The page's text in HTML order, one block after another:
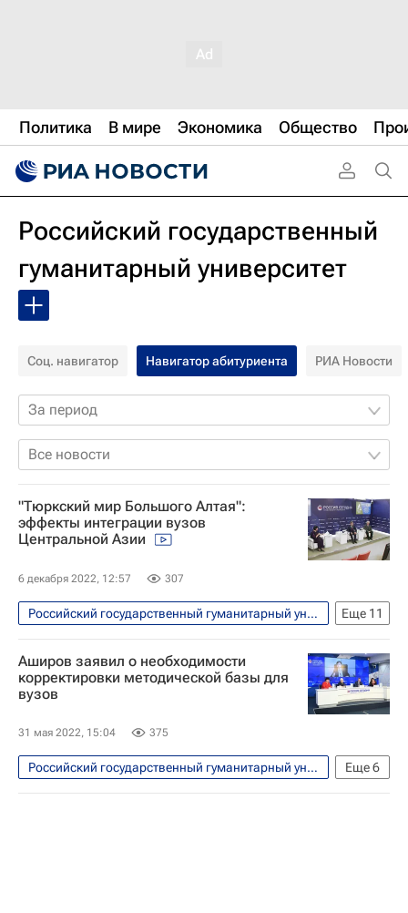
Политика В мире Экономика Общество
Российский государственный
гуманитарный университет
Соц. навигатор Навигатор абитуриента РИА Новости
За период
Все новости
"Тюркский мир Большого Алтая":
эффекты интеграции вузов
Центральной Азии
6 декабря 2022, 12:57 307
Еще 11
Российский государственный гуманитарный университет
Навигатор абитуриента
Центральная Азия
Москва
Казань
Алтайский государственный университет
Российская академия наук
Анатолий Деревянко
Ефим Пивовар
Аширов заявил о необходимости
корректировки методической базы для
вузов
31 мая 2022, 15:04 375
Еще6
Российский государственный гуманитарный университет
Навигатор абитуриента